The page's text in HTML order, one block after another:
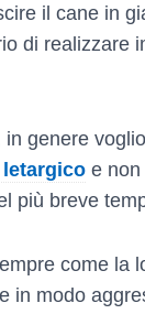
il cane in
di realizzare
genere
letargico e non
più breve
come la
in modo